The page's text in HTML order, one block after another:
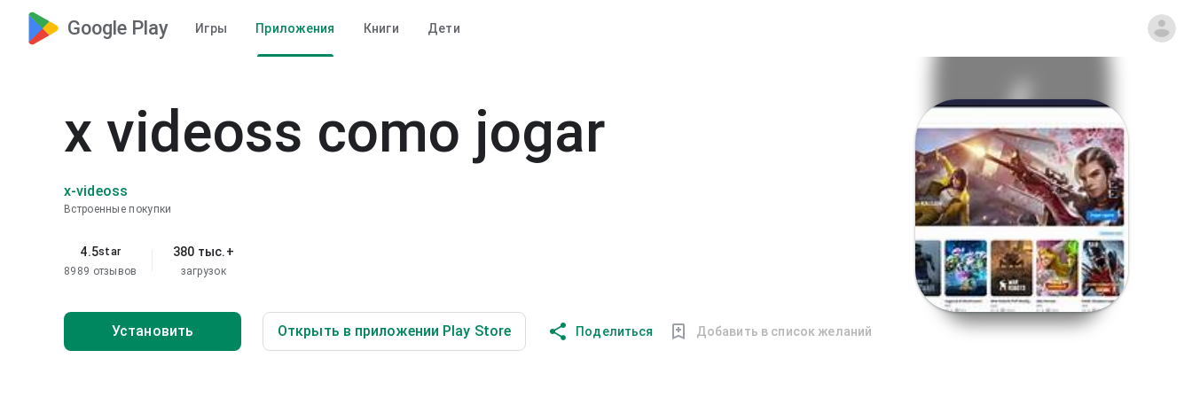
Google Play Игры Приложения Книги Дети
x videoss como jogar
x-videoss
Встроенные покупки
4.5star
8989 отзывов
380 тыс.+
загрузок
Установить Открыть в приложении Play Store Поделиться Добавить в список желаний